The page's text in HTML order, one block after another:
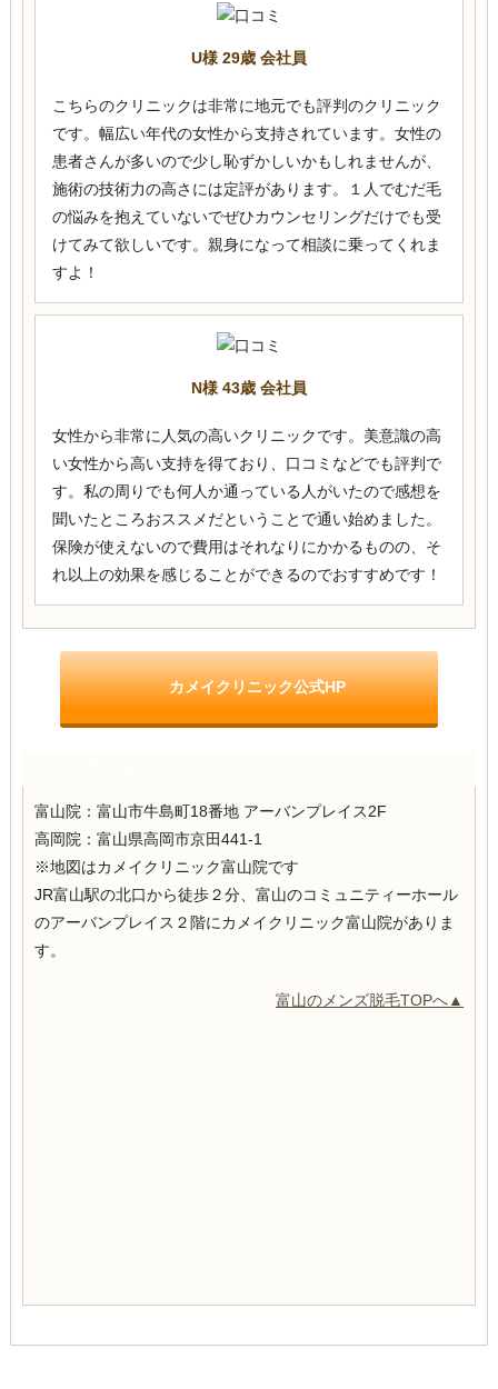
U様 29歳 会社員
こちらのクリニックは非常に地元でも評判のクリニック
です。幅広い年代の女性から支持されています。女性の
患者さんが多いので少し恥ずかしいかもしれませんが、
施術の技術力の高さには定評があります。１人でむだ毛
の悩みを抱えていないでぜひカウンセリングだけでも受
けてみて欲しいです。親身になって相談に乗ってくれま
すよ！
N様 43歳 会社員
女性から非常に人気の高いクリニックです。美意識の高
い女性から高い支持を得ており、口コミなどでも評判で
す。私の周りでも何人か通っている人がいたので感想を
聞いたところおススメだということで通い始めました。
保険が使えないので費用はそれなりにかかるものの、そ
れ以上の効果を感じることができるのでおすすめです！
カメイクリニック公式HP
富山院：富山市牛島町18番地 アーバンプレイス2F
高岡院：富山県高岡市京田441-1
※地図はカメイクリニック富山院です
JR富山駅の北口から徒歩２分、富山のコミュニティーホール
のアーバンプレイス２階にカメイクリニック富山院がありま
す。
富山のメンズ脱毛TOPへ▲